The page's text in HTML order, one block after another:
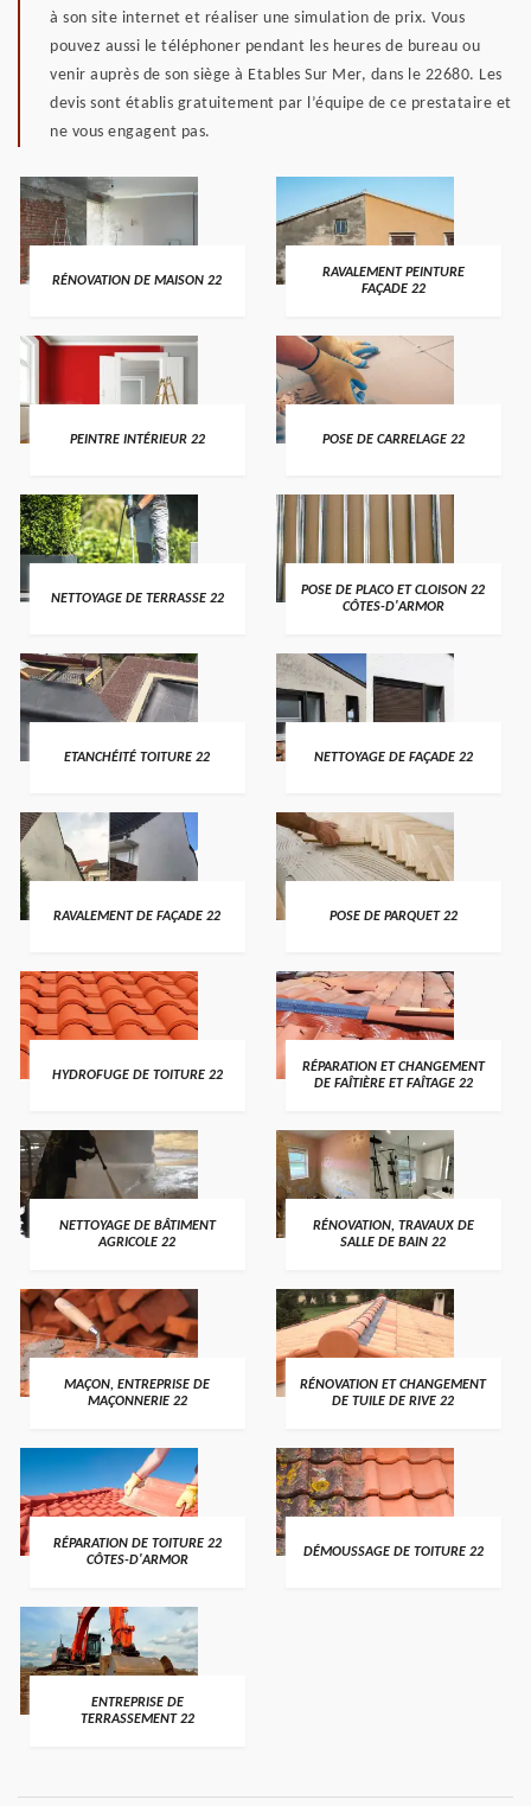
à son site internet et réaliser une simulation de prix. Vous
pouvez aussi le téléphoner pendant les heures de bureau ou
venir auprès de son siège à Etables Sur Mer, dans le 22680. Les
devis sont établis gratuitement par l’équipe de ce prestataire et
ne vous engagent pas.
RÉNOVATION DE MAISON 22
RAVALEMENT PEINTURE
FAÇADE 22
PEINTRE INTÉRIEUR 22 POSE DE CARRELAGE 22
NETTOYAGE DE TERRASSE 22
POSE DE PLACO ET CLOISON 22
CÔTES-D'ARMOR
ETANCHÉITÉ TOITURE 22 NETTOYAGE DE FAÇADE 22
RAVALEMENT DE FAÇADE 22 POSE DE PARQUET 22
HYDROFUGE DE TOITURE 22
RÉPARATION ET CHANGEMENT
DE FAÎTIÈRE ET FAÎTAGE 22
NETTOYAGE DE BÂTIMENT
AGRICOLE 22
RÉNOVATION, TRAVAUX DE
SALLE DE BAIN 22
MAÇON, ENTREPRISE DE
MAÇONNERIE 22
RÉNOVATION ET CHANGEMENT
DE TUILE DE RIVE 22
RÉPARATION DE TOITURE 22
CÔTES-D'ARMOR
DÉMOUSSAGE DE TOITURE 22
ENTREPRISE DE
TERRASSEMENT 22